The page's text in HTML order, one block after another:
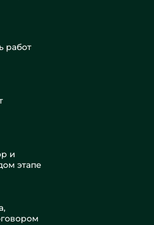
работ
и
этапе